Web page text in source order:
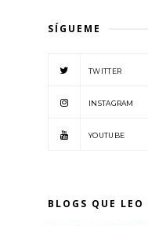
SÍGUEME
TWITTER
INSTAGRAM
YOUTUBE
BLOGS QUE